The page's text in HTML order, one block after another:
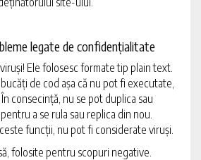
legate de confidențialitate
Ele folosesc formate tip plain text.
de cod așa că nu pot fi executate,
consecință, nu se pot duplica sau
a se rula sau replica din nou.
funcții, nu pot fi considerate viruși.
folosite pentru scopuri negative.